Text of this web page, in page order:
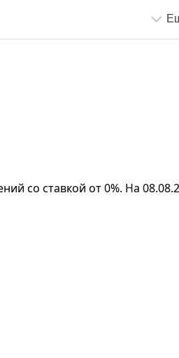
со ставкой от 0%. На